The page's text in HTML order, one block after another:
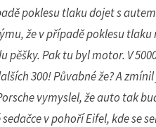
poklesu tlaku dojet s
že v případě poklesu
Pak tu byl motor. V
300! Půvabné že? A
vymyslel, že auto tak
v pohoří Eifel, kde se